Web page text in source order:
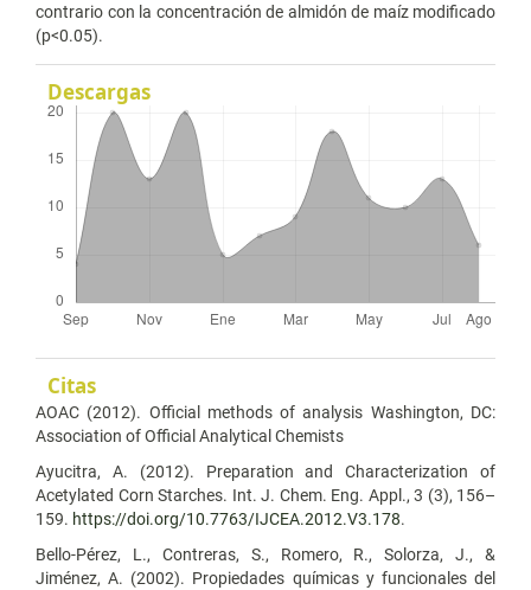
contrario con la concentración de almidón de maíz modificado
(p<0.05).
Descargas
Citas
AOAC (2012). Official methods of analysis Washington, DC:
Association of Official Analytical Chemists
Ayucitra, A. (2012). Preparation and Characterization of
Acetylated Corn Starches. Int. J. Chem. Eng. Appl., 3 (3), 156–
159. https://doi.org/10.7763/IJCEA.2012.V3.178.
Bello-Pérez, L., Contreras, S., Romero, R., Solorza, J., &
Jiménez, A. (2002). Propiedades químicas y funcionales del